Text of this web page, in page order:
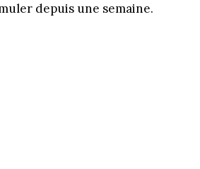
depuis une semaine.